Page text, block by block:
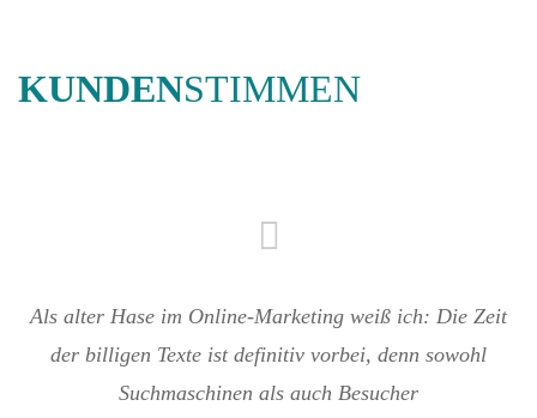
KUNDENSTIMMEN
Als alter Hase im Online-Marketing weiß ich: Die Zeit
der billigen Texte ist definitiv vorbei, denn sowohl
Suchmaschinen als auch Besucher